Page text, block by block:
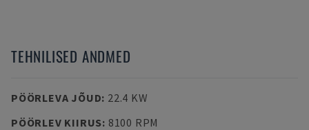
TEHNILISED ANDMED
PÖÖRLEVA JÕUD: 22.4 KW
PÖÖRLEV KIIRUS: 8100 RPM